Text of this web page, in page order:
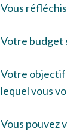
Vous
Votre budget
Votre objectif
lequel vous
Vous pouvez